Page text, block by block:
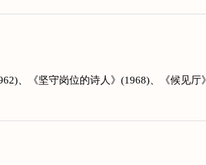
、《坚守岗位的诗人》(1968)、《候见厅